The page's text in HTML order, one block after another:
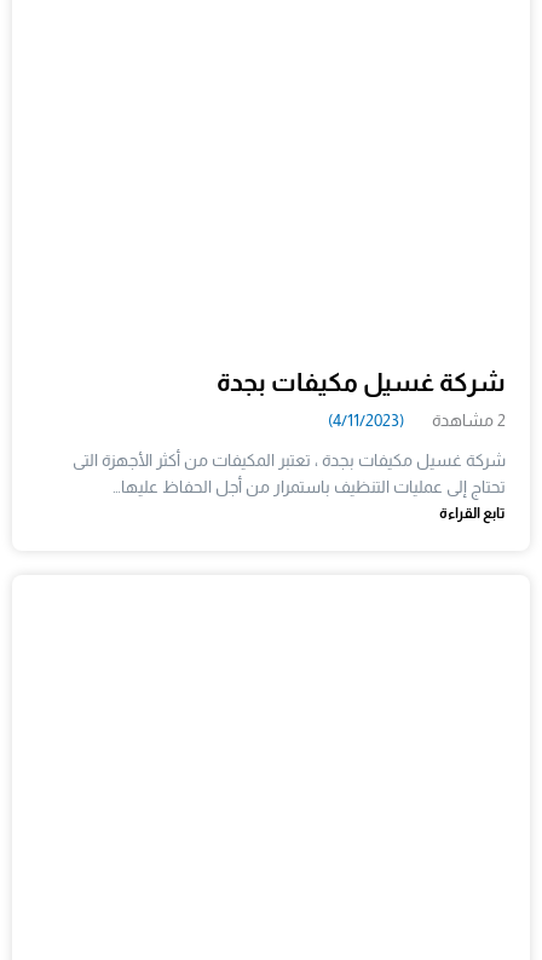
شركة غسيل مكيفات بجدة
2 مشاهدة (4/11/2023)
شركة غسيل مكيفات بجدة ، تعتبر المكيفات من أكثر الأجهزة التى
تحتاج إلى عمليات التنظيف باستمرار من أجل الحفاظ عليها…
تابع القراءة